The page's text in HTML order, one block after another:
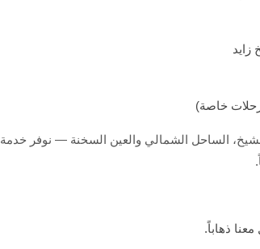
(رحلات خاصة)
الساحل الشمالي والعين السخنة — نوفر خدمة
ذهاباً.